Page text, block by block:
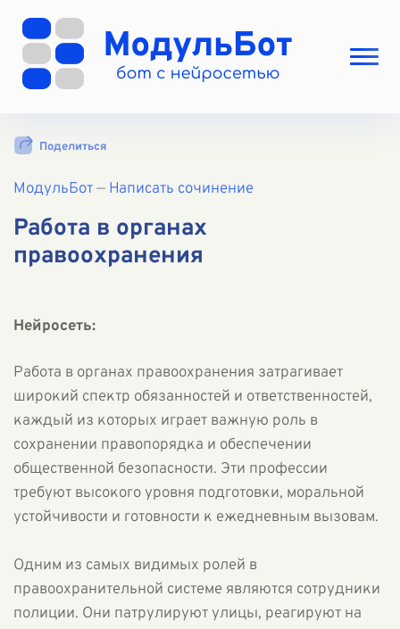
Выбрать режим
Вход
Вход с Telegram
Поделиться
МодульБот— Написать сочинение
Работа в органах
правоохранения
Нейросеть:
Работа в органах правоохранения затрагивает
широкий спектр обязанностей и ответственностей,
каждый из которых играет важную роль в
сохранении правопорядка и обеспечении
общественной безопасности. Эти профессии
требуют высокого уровня подготовки, моральной
устойчивости и готовности к ежедневным вызовам.
Одним из самых видимых ролей в
правоохранительной системе являются сотрудники
полиции. Они патрулируют улицы, реагируют на